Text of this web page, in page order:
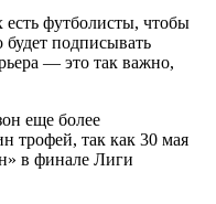
футболисты, чтобы
подписывать
— это так важно,
еще более
трофей, так как 30 мая
в финале Лиги